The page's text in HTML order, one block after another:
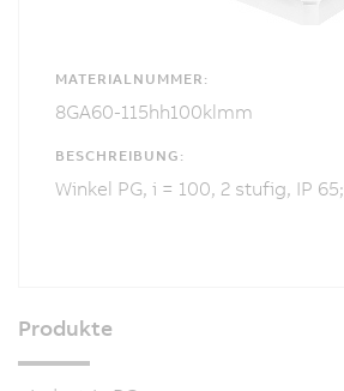
MATERIALNUMMER:
8GA60-115hh100klmm
BESCHREIBUNG:
Winkel PG, i = 100, 2 stufig, IP 65;
Produkte